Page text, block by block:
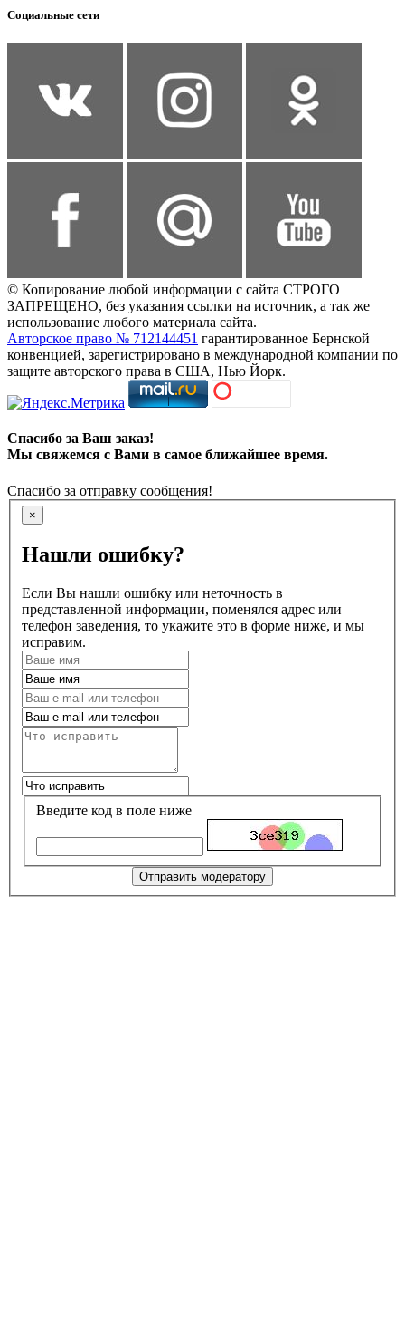
Социальные сети
© Копирование любой информации с сайта СТРОГО
ЗАПРЕЩЕНО, без указания ссылки на источник, а так же
использование любого материала сайта.
Авторское право № 712144451 гарантированное Бернской
конвенцией, зарегистрировано в международной компании по
защите авторского права в США, Нью Йорк.
Спасибо за Ваш заказ!
Мы свяжемся с Вами в самое ближайшее время.
Спасибо за отправку сообщения!
×
Нашли ошибку?
Если Вы нашли ошибку или неточность в
представленной информации, поменялся адрес или
телефон заведения, то укажите это в форме ниже, и мы
исправим.
Введите код в поле ниже
Отправить модератору